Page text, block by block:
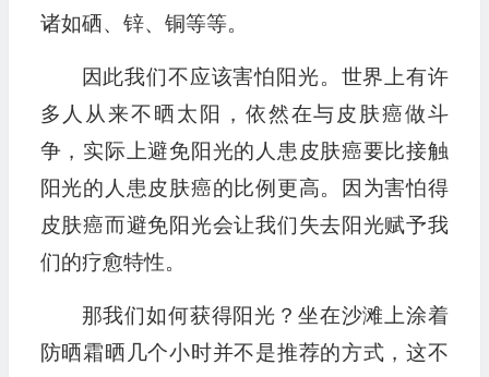
诸如硒、锌、铜等等。
因此我们不应该害怕阳光。世界上有许
多人从来不晒太阳，依然在与皮肤癌做斗
争，实际上避免阳光的人患皮肤癌要比接触
阳光的人患皮肤癌的比例更高。因为害怕得
皮肤癌而避免阳光会让我们失去阳光赋予我
们的疗愈特性。
那我们如何获得阳光？坐在沙滩上涂着
防晒霜晒几个小时并不是推荐的方式，这不